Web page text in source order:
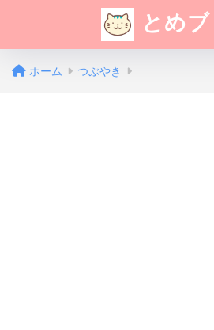
とめ
ホーム つぶやき